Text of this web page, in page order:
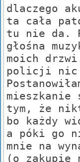
dlaczego
ta cała
tu nie da.
głośna
moich
policji nic
mieszkanie
tym, że
bo każdy
a póki go
mnie na
(o zakupie